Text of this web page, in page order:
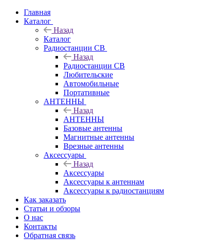
Главная
Каталог
Назад
Каталог
Радиостанции CB
Назад
Радиостанции CB
Любительские
Автомобильные
Портативные
АНТЕННЫ
Назад
АНТЕННЫ
Базовые антенны
Магнитные антенны
Врезные антенны
Аксессуары
Назад
Аксессуары
Аксессуары к антеннам
Аксессуары к радиостанциям
Как заказать
Статьи и обзоры
О нас
Контакты
Обратная связь